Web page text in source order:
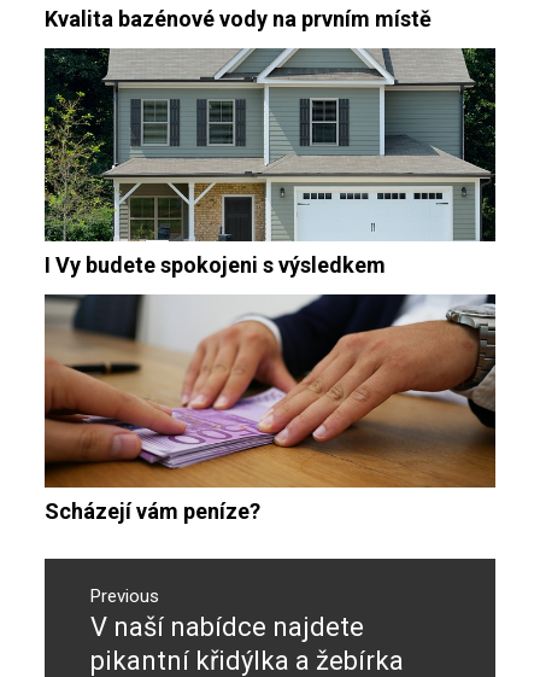
Kvalita bazénové vody na prvním místě
I Vy budete spokojeni s výsledkem
Scházejí vám peníze?
Navigace
příspěvek
Previous
Previous
post:
V naší nabídce najdete
pikantní křidýlka a žebírka